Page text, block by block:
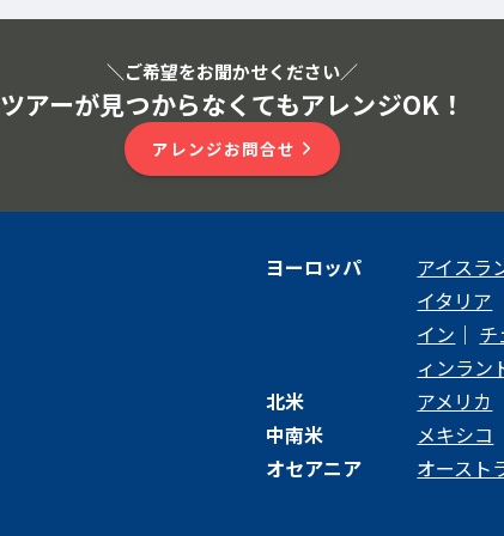
＼ご希望をお聞かせください／
ツアーが見つからなくてもアレンジOK！
アレンジお問合せ
ヨーロッパ アイスラ
イタリア
イン ｜ チ
ィンラン
北米
アメリカ
中南米
メキシコ
オセアニア
オースト